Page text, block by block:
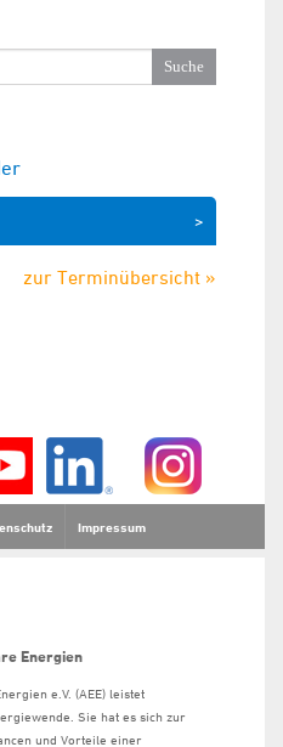
>
zur Terminübersicht »
Impressum
Energien
e.V. (AEE) leistet
Sie hat es sich zur
und Vorteile einer